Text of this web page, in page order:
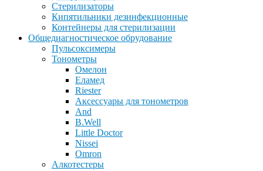
Стерилизаторы
Кипятильники дезинфекционные
Контейнеры для стерилизации
Общедиагностическое обрудование
Пульсоксимеры
Тонометры
Омелон
Еламед
Riester
Аксессуары для тонометров
And
B.Well
Little Doctor
Nissei
Omron
Алкотестеры